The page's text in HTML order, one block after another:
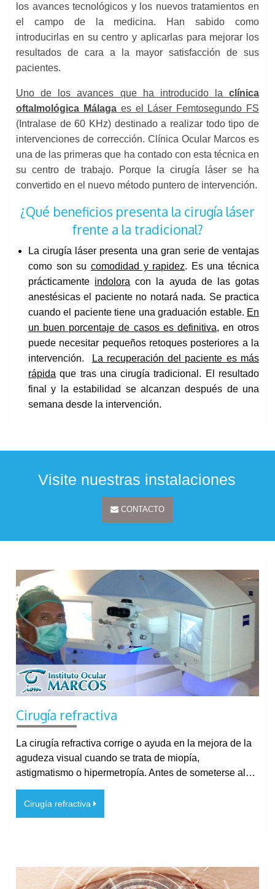
los avances tecnológicos y los nuevos tratamientos en
el campo de la medicina. Han sabido como
introducirlas en su centro y aplicarlas para mejorar los
resultados de cara a la mayor satisfacción de sus
pacientes.
Uno de los avances que ha introducido la clínica
oftalmológica Málagaes el Láser Femtosegundo FS
(Intralase de 60 KHz) destinado a realizar todo tipo de
intervenciones de corrección. Clínica Ocular Marcos es
una de las primeras que ha contado con esta técnica en
su centro de trabajo. Porque la cirugía láser se ha
convertido en el nuevo método puntero de intervención.
¿Qué beneficios presenta la cirugía láser
frente a la tradicional?
La cirugía láser presenta una gran serie de ventajas
como son su comodidad y rapidez. Es una técnica
prácticamente indolora con la ayuda de las gotas
anestésicas el paciente no notará nada. Se practica
cuando el paciente tiene una graduación estable. En
un buen porcentaje de casos es definitiva, en otros
puede necesitar pequeños retoques posteriores a la
intervención.
La recuperación del paciente es más
rápida que tras una cirugía tradicional. El resultado
final y la estabilidad se alcanzan después de una
semana desde la intervención.
Visite nuestras instalaciones
CONTACTO
Cirugía refractiva
La cirugía refractiva corrige o ayuda en la mejora de la
agudeza visual cuando se trata de miopía,
astigmatismo o hipermetropía. Antes de someterse al…
Cirugía refractiva